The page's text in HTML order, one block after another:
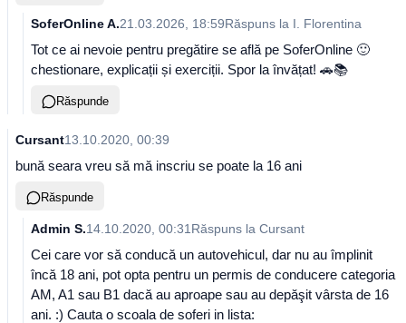
SoferOnline A.21.03.2026, 18:59Răspuns la I. Florentina
Tot ce ai nevoie pentru pregătire se află pe SoferOnline 🙂
chestionare, explicații și exerciții. Spor la învățat! 🚗📚
Răspunde
Cursant13.10.2020, 00:39
bună seara vreu să mă inscriu se poate la 16 ani
Răspunde
Admin S.14.10.2020, 00:31 Răspuns la Cursant
Cei care vor să conducă un autovehicul, dar nu au împlinit
încă 18 ani, pot opta pentru un permis de conducere categoria
AM, A1 sau B1 dacă au aproape sau au depăşit vârsta de 16
ani. :) Cauta o scoala de soferi in lista: